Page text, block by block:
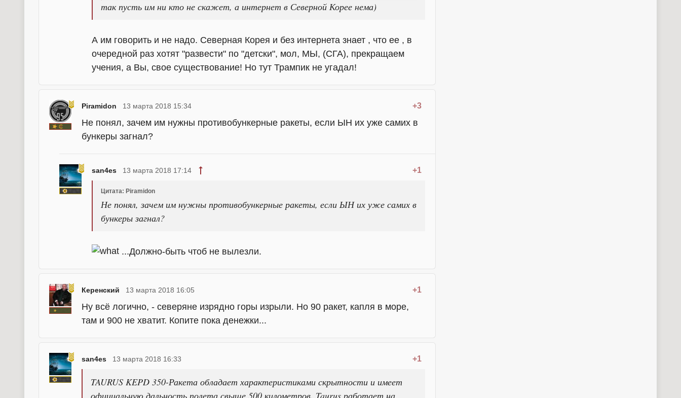
так пусть им ни кто не скажет, а интернет в Северной Корее нема)
А им говорить и не надо. Северная Корея и без интернета знает , что ее , в
очередной раз хотят "развести" по "детски", мол, МЫ, (СГА), прекращаем
учения, а Вы, свое существование! Но тут Трампик не угадал!
Piramidon +3
13 марта 2018 15:34
Не понял, зачем им нужны противобункерные ракеты, если ЫН их уже самих в
бункеры загнал?
san4es +1
13 марта 2018 17:14
Цитата: Piramidon
Не понял, зачем им нужны противобункерные ракеты, если ЫН их уже самих в
бункеры загнал?
...Должно-быть чтоб не вылезли.
Керенский +1
13 марта 2018 16:05
Ну всё логично, - северяне изрядно горы изрыли. Но 90 ракет, капля в море,
там и 900 не хватит. Копите пока денежки...
san4es +1
13 марта 2018 16:33
TAURUS KEPD 350-Ракета обладает характеристиками скрытности и имеет
официальную дальность полета свыше 500 километров. Taurus работает на